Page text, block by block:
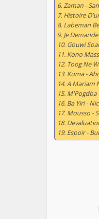
6. Zaman -
7. Histoire
8. Labeman
9. Je
10. Gouwi
11. Kono
12. Toog Ne
13. Kuma -
14. A Mariam
15.
16. Ba Yiri -
17. Mousso -
18.
19. Espoir -